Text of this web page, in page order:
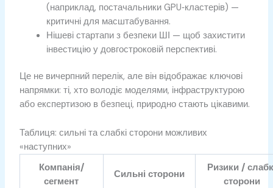
(наприклад, постачальники GPU‑кластерів) —
критичні для масштабування.
Нішеві стартапи з безпеки ШІ — щоб захистити
інвестицію у довгостроковій перспективі.
Це не вичерпний перелік, але він відображає ключові
напрямки: ті, хто володіє моделями, інфраструктурою
або експертизою в безпеці, природно стають цікавими.
Таблиця: сильні та слабкі сторони можливих
«наступних»
Компанія/
сегмент
Сильні сторони
Ризики /
сторони